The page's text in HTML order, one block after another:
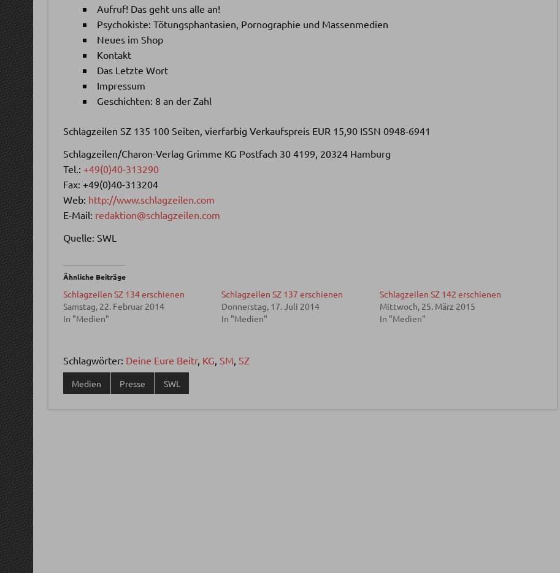
Aufruf! Das geht uns alle an!
Psychokiste: Tötungsphantasien, Pornographie und Massenmedien
Neues im Shop
Kontakt
Das Letzte Wort
Impressum
Geschichten: 8 an der Zahl
Schlagzeilen SZ 135 100 Seiten, vierfarbig Verkaufspreis EUR 15,90 ISSN 0948-6941
Schlagzeilen/Charon-Verlag Grimme KG Postfach 30 4199, 20324 Hamburg
Tel.: +49(0)40-313290
Fax: +49(0)40-313204
Web: http://www.schlagzeilen.com
E-Mail: redaktion@schlagzeilen.com
Quelle: SWL
Ähnliche Beiträge
Schlagzeilen SZ 134 erschienen
Samstag, 22. Februar 2014
In "Medien"
Schlagzeilen SZ 137 erschienen
Donnerstag, 17. Juli 2014
In "Medien"
Schlagzeilen SZ 142 erschienen
Mittwoch, 25. März 2015
In "Medien"
Schlagwörter: Deine Eure Beitr, KG SM SZ
Medien Presse SWL